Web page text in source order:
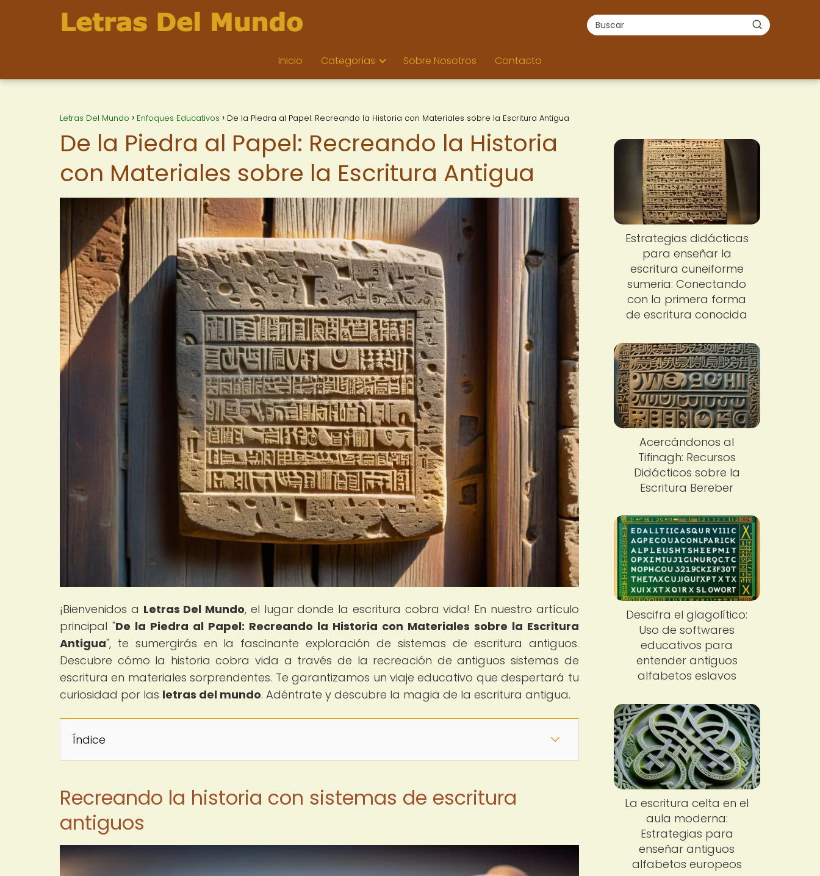
Inicio Categorías Sobre Nosotros Contacto
Letras Del Mundo Enfoques Educativos De la Piedra al Papel: Recreando la Historia con Materiales sobre la Escritura Antigua
De la Piedra al Papel: Recreando la Historia
con Materiales sobre la Escritura Antigua
¡Bienvenidos a Letras Del Mundo, el lugar donde la escritura cobra vida! En nuestro artículo
principal "De la Piedra al Papel: Recreando la Historia con Materiales sobre la Escritura
Antigua", te sumergirás en la fascinante exploración de sistemas de escritura antiguos.
Descubre cómo la historia cobra vida a través de la recreación de antiguos sistemas de
escritura en materiales sorprendentes. Te garantizamos un viaje educativo que despertará tu
curiosidad por las letras del mundo. Adéntrate y descubre la magia de la escritura antigua.
Índice
Recreando la historia con sistemas de escritura
antiguos
Estrategias didácticas
para enseñar la
escritura cuneiforme
sumeria: Conectando
con la primera forma
de escritura conocida
Acercándonos al
Tifinagh: Recursos
Didácticos sobre la
Escritura Bereber
Descifra el glagolítico:
Uso de softwares
educativos para
entender antiguos
alfabetos eslavos
La escritura celta en el
aula moderna:
Estrategias para
enseñar antiguos
alfabetos europeos